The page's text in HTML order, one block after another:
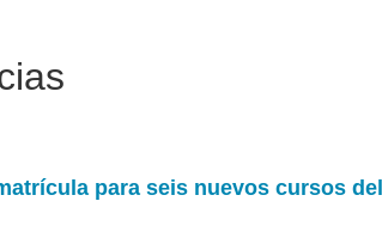
para seis nuevos cursos